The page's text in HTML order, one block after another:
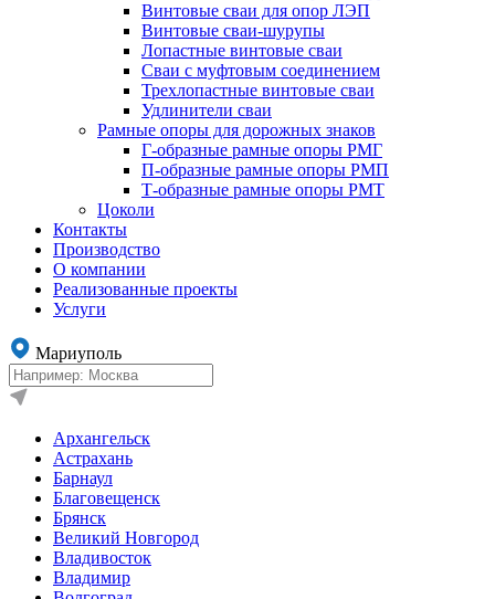
Винтовые сваи для опор ЛЭП
Винтовые сваи-шурупы
Лопастные винтовые сваи
Сваи с муфтовым соединением
Трехлопастные винтовые сваи
Удлинители сваи
Рамные опоры для дорожных знаков
Г-образные рамные опоры РМГ
П-образные рамные опоры РМП
Т-образные рамные опоры РМТ
Цоколи
Контакты
Производство
О компании
Реализованные проекты
Услуги
Мариуполь
Архангельск
Астрахань
Барнаул
Благовещенск
Брянск
Великий Новгород
Владивосток
Владимир